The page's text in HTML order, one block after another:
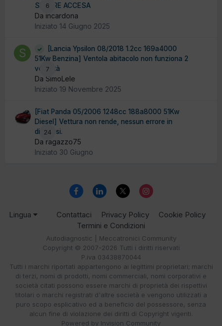
6
SEMPRE ACCESA
Da incardona
Iniziato 14 Giugno 2025
7
[Lancia Ypsilon 08/2018 1.2cc 169a4000
51Kw Benzina] Ventola abitacolo non funziona 2
velocità
Da SimoLele
Iniziato 19 Novembre 2025
24
[Fiat Panda 05/2006 1248cc 188a8000 51Kw
Diesel] Vettura non rende, nessun errore in
diagnosi.
Da ragazzo75
Iniziato 30 Giugno
Lingua Contattaci Privacy Policy
Cookie Policy
Termini e Condizioni
Autodiagnostic | Meccatronici Community
Copyright © 2007-2026 Tutti i diritti riservati
P.iva 03438870044
Tutti i marchi riportati appartengono ai legittimi proprietari; marchi
di terzi, nomi di prodotti, nomi commerciali, nomi corporativi e
società citati possono essere marchi di proprietà dei rispettivi
titolari o marchi registrati d'altre società e vengono utilizzati a
puro scopo esplicativo ed a beneficio del possessore, senza
alcun fine di violazione dei diritti di Copyright vigenti.
Powered by Invision Community